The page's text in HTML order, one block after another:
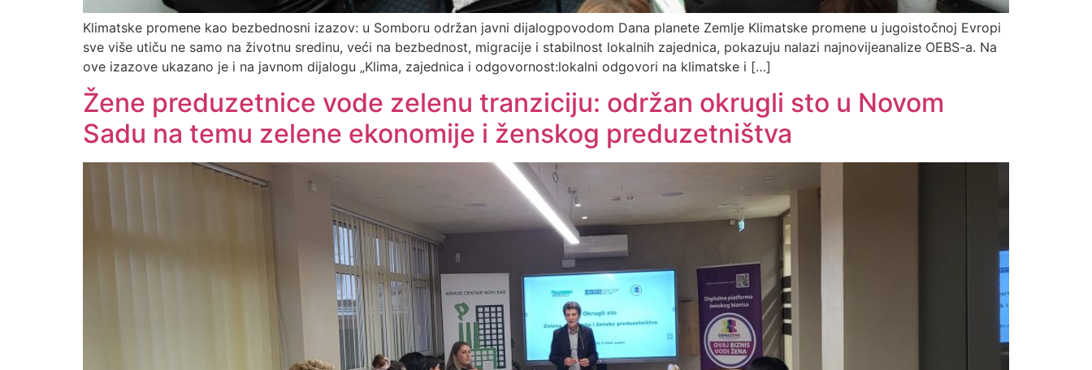
Klimatske promene kao bezbednosni izazov: u Somboru održan javni dijalogpovodom Dana planete Zemlje Klimatske promene u jugoistočnoj Evropi
sve više utiču ne samo na životnu sredinu, veći na bezbednost, migracije i stabilnost lokalnih zajednica, pokazuju nalazi najnovijeanalize OEBS-a. Na
ove izazove ukazano je i na javnom dijalogu „Klima, zajednica i odgovornost:lokalni odgovori na klimatske i […]
Žene preduzetnice vode zelenu tranziciju: održan okrugli sto u Novom
Sadu na temu zelene ekonomije i ženskog preduzetništva